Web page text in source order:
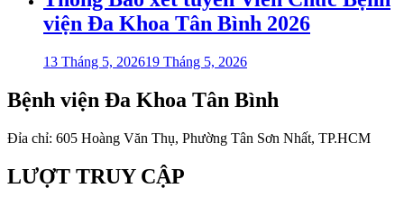
viện Đa Khoa Tân Bình 2026
13 Tháng 5, 202619 Tháng 5, 2026
Bệnh viện Đa Khoa Tân Bình
Đỉa chỉ: 605 Hoàng Văn Thụ, Phường Tân Sơn Nhất, TP.HCM
LƯỢT TRUY CẬP